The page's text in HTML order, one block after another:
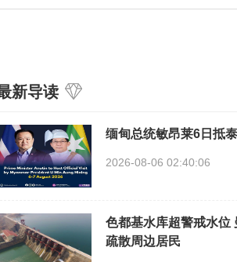
新导读
缅甸总统敏昂莱6日抵
2026-08-06 02:40:06
色都基水库超警戒水位
疏散周边居民